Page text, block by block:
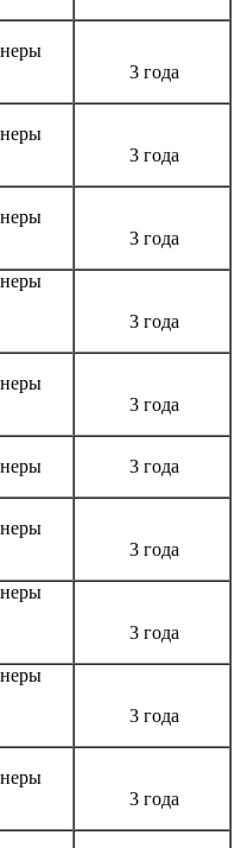
3 года
3 года
3 года
3 года
3 года
3 года
3 года
3 года
3 года
3 года